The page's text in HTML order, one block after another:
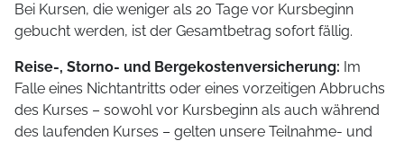
Bei Kursen, die weniger als 20 Tage vor Kursbeginn
gebucht werden, ist der Gesamtbetrag sofort fällig.
Reise-, Storno- und Bergekostenversicherung: Im
Falle eines Nichtantritts oder eines vorzeitigen Abbruchs
des Kurses – sowohl vor Kursbeginn als auch während
des laufenden Kurses – gelten unsere Teilnahme- und